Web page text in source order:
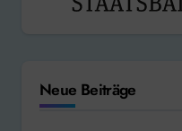
Neue Beiträge